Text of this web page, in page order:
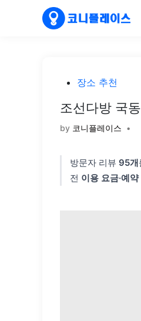
Posted장소 추천
조선다방 국
by 코니플레이스 •
방문자 리뷰 95개
전 이용 요금·예